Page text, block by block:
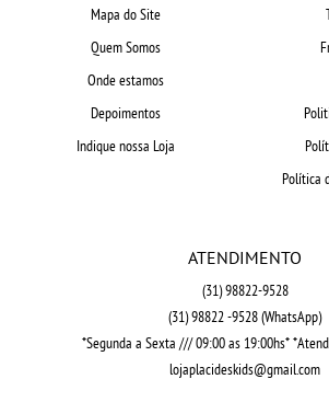
Mapa do Site
Quem Somos
Onde estamos
Depoimentos
Indique nossa Loja
Política
ATENDIMENTO
(31)98822-9528
(31)98822 -9528(WhatsApp)
*Segunda a Sexta /// 09:00 as 19:00hs*
lojaplacideskids@gmail.com